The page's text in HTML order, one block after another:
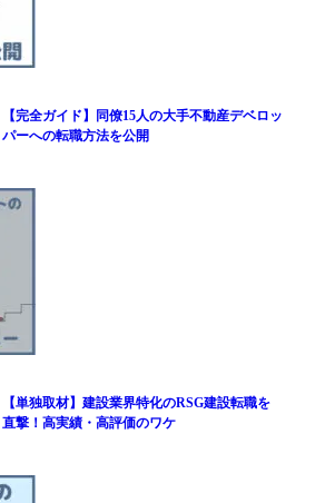
【完全ガイド】同僚15人の大手不動産デベロッ
パーへの転職方法を公開
【単独取材】建設業界特化のRSG建設転職を
直撃！高実績・高評価のワケ